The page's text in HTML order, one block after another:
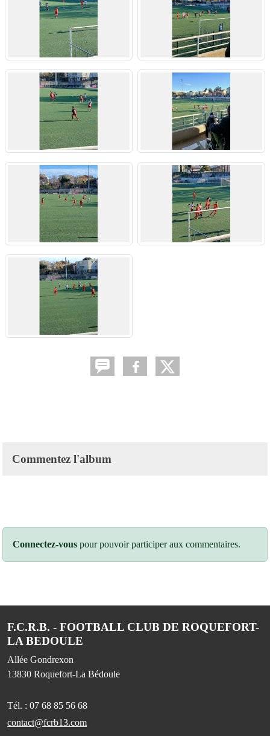
Commentez l'album
Connectez-vous pour pouvoir participer aux commentaires.
F.C.R.B. - FOOTBALL CLUB DE ROQUEFORT-
LA BEDOULE
Allée Gondrexon
13830 Roquefort-La Bédoule
Tél. : 07 68 85 56 68
contact@fcrb13.com